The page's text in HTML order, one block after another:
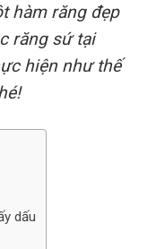
hàm răng đẹp
răng sứ tại
hiện như thế
dấu